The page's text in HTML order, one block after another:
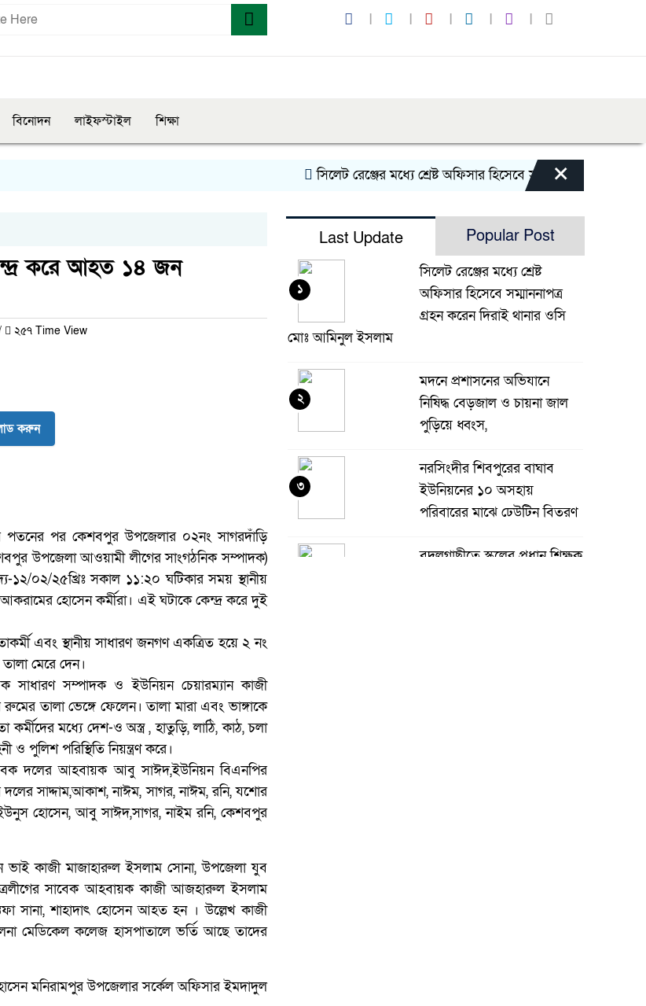
বিনোদন লাইফস্টাইল শিক্ষা
সিলেট রেঞ্জের মধ্যে শ্রেষ্ট অফিসার হিসেবে সম্মাননাপত্র গ্রহন করেন
×
করে আহত ১৪ জন
২৫৭ Time View
করুন
পতনের পর কেশবপুর উপজেলার ০২নং সাগরদাঁড়ি
উপজেলা আওয়ামী লীগের সাংগঠনিক সম্পাদক)
১২/০২/২৫খ্রিঃ সকাল ১১:২০ ঘটিকার সময় স্থানীয়
হোসেন কর্মীরা। এই ঘটাকে কেন্দ্র করে দুই
এবং স্থানীয় সাধারণ জনগণ একত্রিত হয়ে ২ নং
মেরে দেন।
সম্পাদক ও ইউনিয়ন চেয়ারম্যান কাজী
তালা ভেঙ্গে ফেলেন। তালা মারা এবং ভাঙ্গাকে
মধ্যে দেশ-ও অস্ত্র , হাতুড়ি, লাঠি, কাঠ, চলা
ও পুলিশ পরিস্থিতি নিয়ন্ত্রণ করে।
দলের আহবায়ক আবু সাঈদ,ইউনিয়ন বিএনপির
সাদ্দাম,আকাশ, নাঈম, সাগর, নাঈম, রনি, যশোর
হোসেন, আবু সাঈদ,সাগর, নাইম রনি, কেশবপুর
ভাই কাজী মাজাহারুল ইসলাম সোনা, উপজেলা যুব
সাবেক আহবায়ক কাজী আজহারুল ইসলাম
সানা, শাহাদাৎ হোসেন আহত হন । উল্লেখ কাজী
মেডিকেল কলেজ হাসপাতালে ভর্তি আছে তাদের
মনিরামপুর উপজেলার সর্কেল অফিসার ইমদাদুল
Last Update Popular Post
সিলেট রেঞ্জের মধ্যে শ্রেষ্ট
অফিসার হিসেবে সম্মাননাপত্র
গ্রহন করেন দিরাই থানার ওসি
মোঃ আমিনুল ইসলাম
১
মদনে প্রশাসনের অভিযানে
নিষিদ্ধ বেড়জাল ও চায়না জাল
পুড়িয়ে ধ্বংস,
২
নরসিংদীর শিবপুরের বাঘাব
ইউনিয়নের ১০ অসহায়
পরিবারের মাঝে ঢেউটিন বিতরণ
৩
বদলগাছীতে স্কুলের প্রধান শিক্ষক